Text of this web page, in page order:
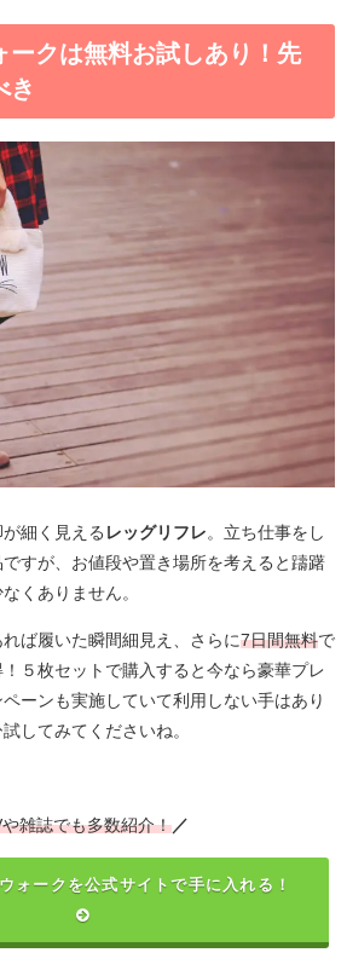
ークは無料お試しあり！先
き
が細く見える レッグリフレ 。立ち仕事をし
すが、お値段や置き場所を考えると躊躇
くありません。
れば履いた瞬間細見え、さらに7日間無料で
５枚セットで購入すると今なら豪華プレ
ーンも実施していて利用しない手はあり
してみてくださいね。
雑誌でも多数紹介！ ／
ォークを公式サイトで手に入れる！